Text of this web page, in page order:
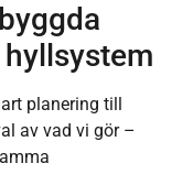
planering till
av vad vi gör –